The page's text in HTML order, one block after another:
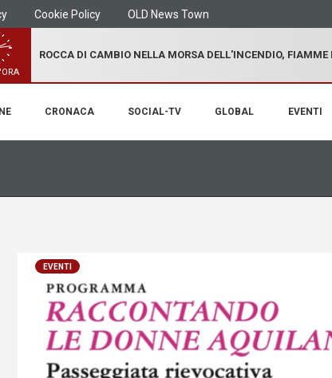
Cookie Policy OLD News Town
ROCCA DI CAMBIO NELLA MORSA DELL'INCENDIO,
CRONACA SOCIAL-TV GLOBAL EVENTI
EVENTI